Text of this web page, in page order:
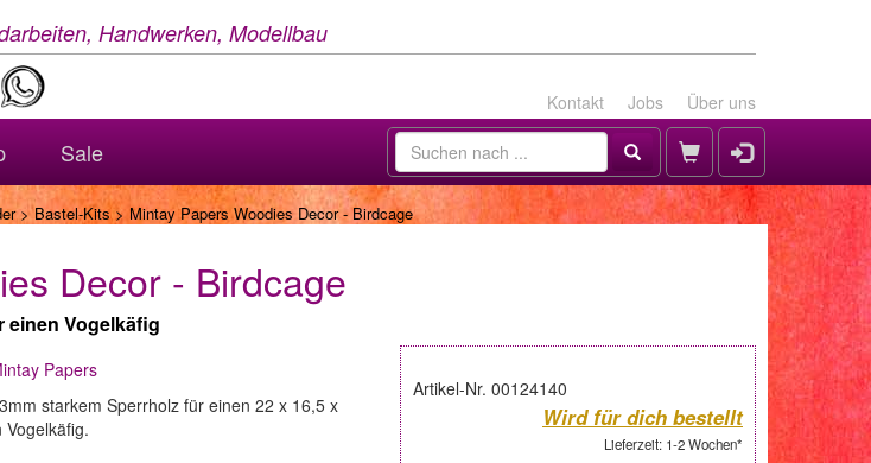
Handwerken, Modellbau
Kontakt Jobs Über uns
Sale
>Bastel-Kits> Mintay Papers Woodies Decor - Birdcage
Decor - Birdcage
einen Vogelkäfig
Artikel-Nr. 00124140
Wird für dich bestellt
Lieferzeit: 1-2 Wochen*
Papers
starkem Sperrholz für einen 22 x 16,5 x